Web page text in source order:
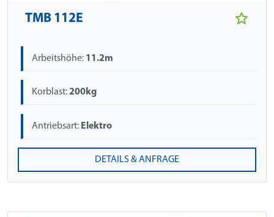
TMB 112E
Arbeitshöhe: 11.2m
Korblast:200kg
Antriebsart: Elektro
DETAILS & ANFRAGE